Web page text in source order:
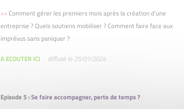
>>Comment gérer les premiers mois après la création d'une
entreprise ? Quels soutiens mobiliser ? Comment faire face aux
imprévus sans paniquer ?
A ECOUTER ICI . diffusé le 25/01/2024
Episode 5 :Se faire accompagner, perte de temps ?